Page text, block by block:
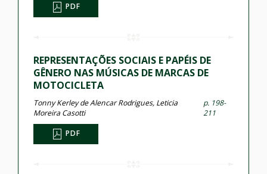
PDF
REPRESENTAÇÕES SOCIAIS E PAPÉIS DE
GÊNERO NAS MÚSICAS DE MARCAS DE
MOTOCICLETA
Tonny Kerley de Alencar Rodrigues, Leticia
Moreira Casotti
p. 198-
211
PDF